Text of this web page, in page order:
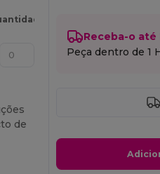
de
Receba-o até
Peça dentro de1